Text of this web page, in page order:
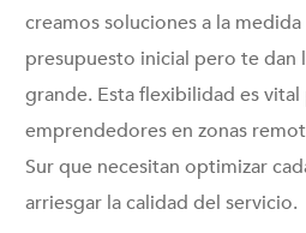
creamos soluciones a la
presupuesto inicial pero te dan
grande. Esta flexibilidad es vital
emprendedores en zonas
Sur que necesitan optimizar
arriesgar la calidad del servicio.